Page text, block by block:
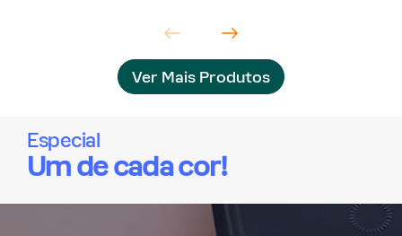
Ver Mais Produtos
Especial
Um de cada cor!